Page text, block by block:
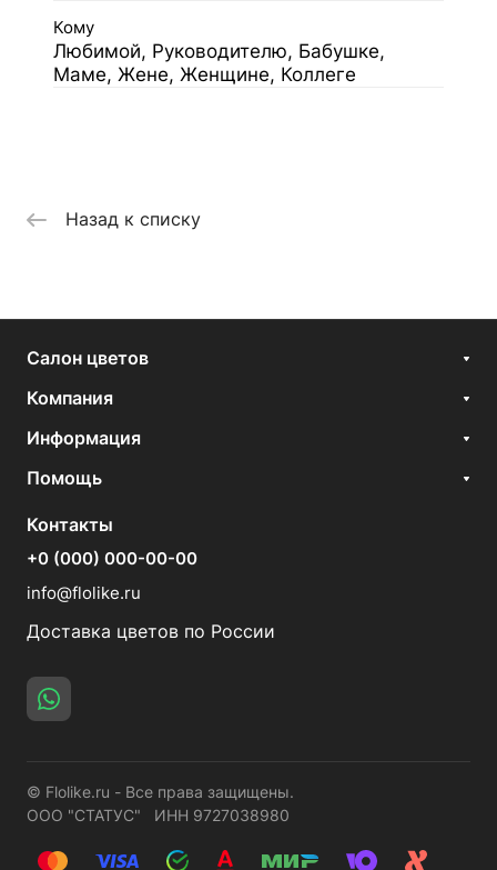
Кому
Любимой, Руководителю, Бабушке,
Маме, Жене, Женщине, Коллеге
Назад к списку
Салон цветов
Компания
Информация
Помощь
Контакты
+0 (000) 000-00-00
info@flolike.ru
Доставка цветов по России
© Flolike.ru - Все права защищены.
ООО "СТАТУС" ИНН 9727038980